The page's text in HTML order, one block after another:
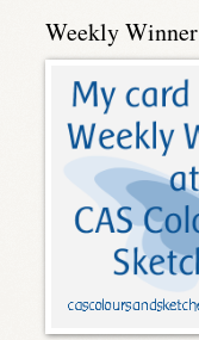
Weekly Winner